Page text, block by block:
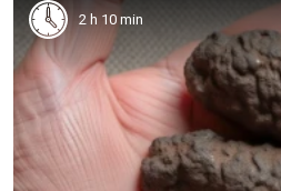
2 h 10 min